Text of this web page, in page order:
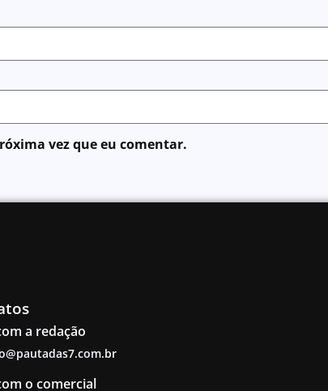
vez que eu comentar.
a redação
o comercial